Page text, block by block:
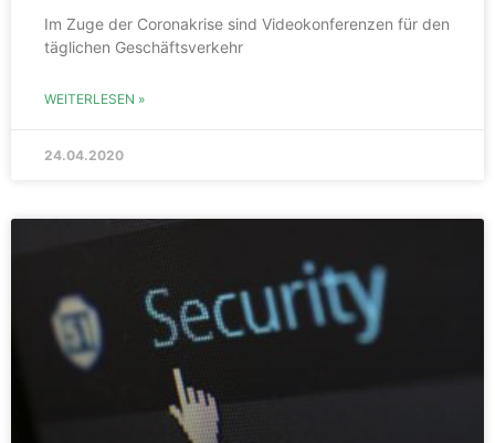
Im Zuge der Coronakrise sind Videokonferenzen für den
täglichen Geschäftsverkehr
WEITERLESEN »
24.04.2020